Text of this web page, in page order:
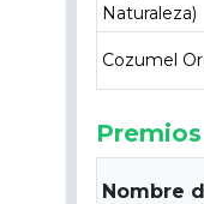
Naturaleza)
Cozumel
Nombre